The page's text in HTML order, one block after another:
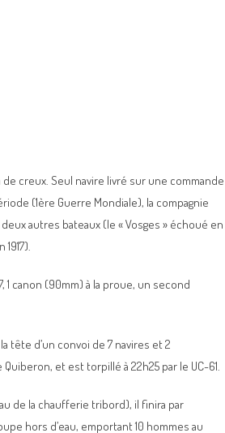
de creux. Seul navire livré sur une commande
(1ère Guerre Mondiale), la compagnie
deux autres bateaux (le « Vosges » échoué en
1 canon (90mm) à la proue, un second
tête d’un convoi de 7 navires et 2
et est torpillé à 22h25 par le UC-61.
de la chaufferie tribord), il finira par
hors d’eau, emportant 10 hommes au